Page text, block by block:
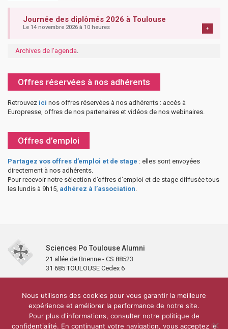
Journée des diplômés 2026 à Toulouse
Le 14 novembre 2026 à 10 heures +
Archives de l'agenda.
Offres réservées à nos adhérents
Retrouvez ici nos offres réservées à nos adhérents : accès à
Europresse, offres de nos partenaires et vidéos de nos webinaires.
Offres d’emploi
Partagez vos offres d’emploi et de stage : elles sont envoyées
directement à nos adhérents.
Pour recevoir notre sélection d’offres d’emploi et de stage diffusée tous
les lundis à 9h15, adhérez à l’association.
Sciences Po Toulouse Alumni
21 allée de Brienne - CS 88523
31 685 TOULOUSE Cedex 6
Partenaires et soutiens
Lettre d’information
Réseaux sociaux
Sciences Po Toulouse
Carré Alumni de la bibliothèque de Sciences Po Toulouse
10 000 diplômés
Réseau ScPo
Mentions légales Politique de confidentialité Plan du site
Nous utilisons des cookies pour vous garantir la meilleure
expérience et améliorer la performance de notre site.
Pour plus d'informations, consulter notre politique de
confidentialité. En continuant votre navigation, vous acceptez le